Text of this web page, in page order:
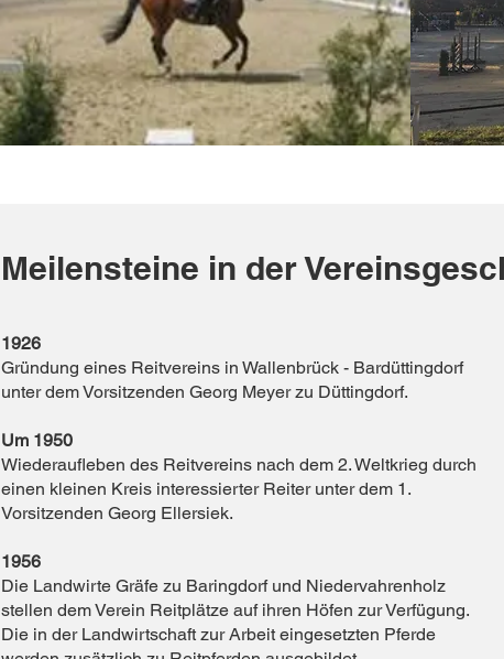
Meilensteine in der
1926
Gründung eines Reitvereins in Wallenbrück - Bardüttingdorf
unter dem Vorsitzenden Georg Meyer zu Düttingdorf.
Um 1950
Wiederaufleben des Reitvereins nach dem 2. Weltkrieg durch
einen kleinen Kreis interessierter Reiter unter dem 1.
Vorsitzenden Georg Ellersiek.
1956
Die Landwirte Gräfe zu Baringdorf und Niedervahrenholz
stellen dem Verein Reitplätze auf ihren Höfen zur Verfügung.
Die in der Landwirtschaft zur Arbeit eingesetzten Pferde